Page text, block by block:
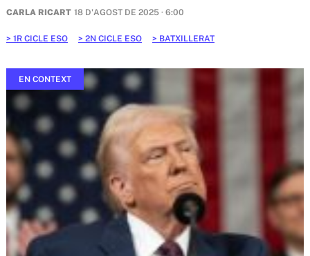
CARLA RICART 18 D'AGOST DE 2025 · 6:00
1R CICLE ESO 2N CICLE ESO BATXILLERAT
EN CONTEXT